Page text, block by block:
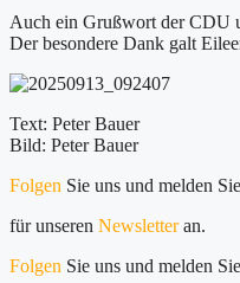
Auch ein Grußwort der CDU
Der besondere Dank galt
Text: Peter Bauer
Bild: Peter Bauer
Folgen Sie uns und melden
für unseren Newsletteran.
Folgen Sie uns und melden